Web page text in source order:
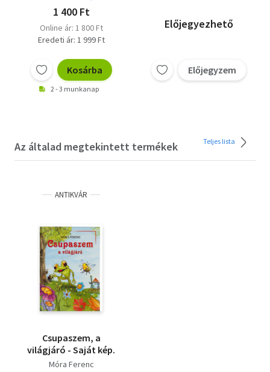
1 400 Ft
Online ár: 1 800 Ft
Eredeti ár: 1 999 Ft
Kosárba
2 - 3 munkanap
Előjegyezhető
Előjegyzem
Az általad megtekintett termékek Teljes lista
ANTIKVÁR
Csupaszem, a
világjáró - Saját kép.
Móra Ferenc